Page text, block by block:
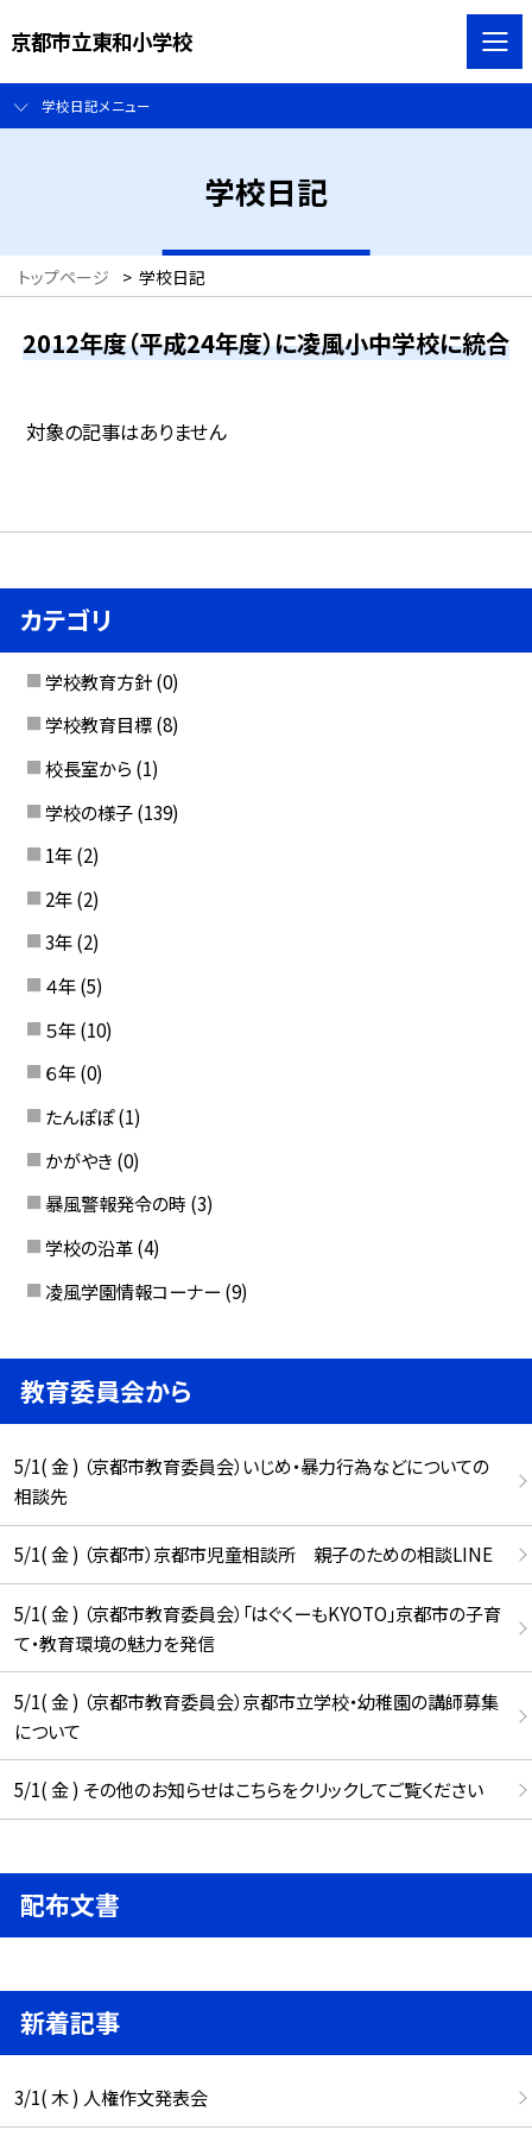
京都市立東和小学校
学校日記メニュー
学校日記
トップページ > 学校日記
2012年度（平成24年度）に凌風小中学校に統合
対象の記事はありません
カテゴリ
学校教育方針 (0)
学校教育目標 (8)
校長室から (1)
学校の様子 (139)
1年 (2)
2年 (2)
3年 (2)
４年 (5)
５年 (10)
６年 (0)
たんぽぽ (1)
かがやき (0)
暴風警報発令の時 (3)
学校の沿革 (4)
凌風学園情報コーナー (9)
教育委員会から
5/1( 金 ) （京都市教育委員会）いじめ・暴力行為などについての
相談先
5/1( 金 ) （京都市）京都市児童相談所 親子のための相談LINE
5/1( 金 ) （京都市教育委員会）「はぐくーもKYOTO」京都市の子育
て・教育環境の魅力を発信
5/1( 金 ) （京都市教育委員会）京都市立学校・幼稚園の講師募集
について
5/1( 金 ) その他のお知らせはこちらをクリックしてご覧ください
配布文書
新着記事
3/1( 木 ) 人権作文発表会